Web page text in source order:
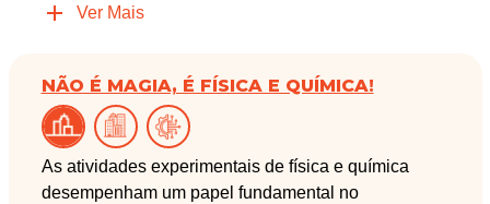
Ver Mais
NÃO É MAGIA, É FÍSICA E QUÍMICA!
As atividades experimentais de física e química
desempenham um papel fundamental no